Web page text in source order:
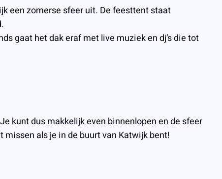
een zomerse sfeer uit. De feesttent staat
gaat het dak eraf met live muziek en dj’s die tot
kunt dus makkelijk even binnenlopen en de sfeer
als je in de buurt van Katwijk bent!